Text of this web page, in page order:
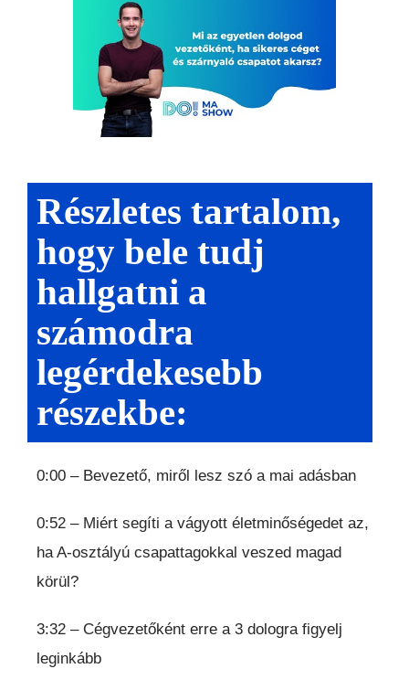
Részletes tartalom,
hogy bele tudj
hallgatni a
számodra
legérdekesebb
részekbe:
0:00 – Bevezető, miről lesz szó a mai adásban
0:52 – Miért segíti a vágyott életminőségedet az,
ha A-osztályú csapattagokkal veszed magad
körül?
3:32 – Cégvezetőként erre a 3 dologra figyelj
leginkább